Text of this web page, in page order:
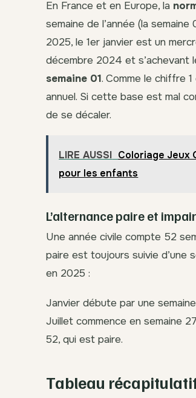
En France et en Europe, la
semaine de l’année (la
2025, le 1er janvier est un
décembre 2024 et s’achevant
semaine 01. Comme le chiffre
annuel. Si cette base est mal
de se décaler.
LIRE AUSSI Coloriage Jeux
pour les enfants
L’alternance paire et
Une année civile compte 52
paire est toujours suivie d’une
en 2025 :
Janvier débute par une
Juillet commence en semaine
52, qui est paire.
Tableau